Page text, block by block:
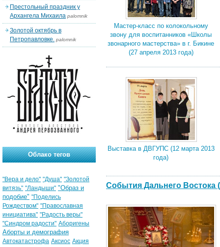
Мастер-класс по колокольному
звону для воспитанников «Школы
звонарного мастерства» в г. Бикине
(27 апреля 2013 года)
Выставка в ДВГУПС (12 марта 2013
года)
События Дальнего Востока
Престольный праздник у
Архангела Михаила palomnik
Золотой октябрь в
Петропавловке. palomnik
Облако тегов
"Вера и дело" "Душа" "Золотой
витязь" "Ландыши" "Образ и
подобие" "Поделись
Рождеством" "Православная
инициатива" "Радость веры"
"Синдром радости" Аборигены
Аборты и демография
Автокатастрофа Аксиос Акция